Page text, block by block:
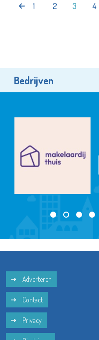
1 2 3 4
Bedrijven
Adverteren
Contact
Privacy